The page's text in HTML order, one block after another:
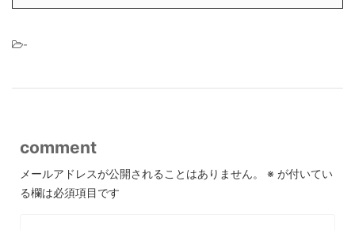
-
comment
メールアドレスが公開されることはありません。 ※ が付いてい
る欄は必須項目です